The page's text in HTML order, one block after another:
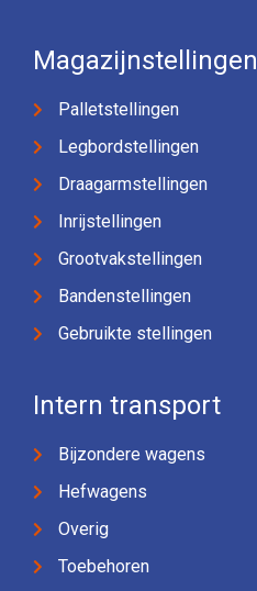
Magazijnstellingen
Palletstellingen
Legbordstellingen
Draagarmstellingen
Inrijstellingen
Grootvakstellingen
Bandenstellingen
Gebruikte stellingen
Intern transport
Bijzondere wagens
Hefwagens
Overig
Toebehoren